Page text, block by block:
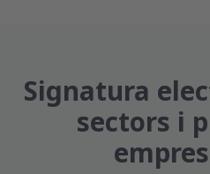
Signatura
sectors i